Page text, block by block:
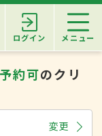
ログイン メニュー
約可のクリ
変更